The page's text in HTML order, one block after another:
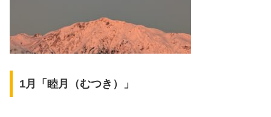
1月「睦月（むつき）」